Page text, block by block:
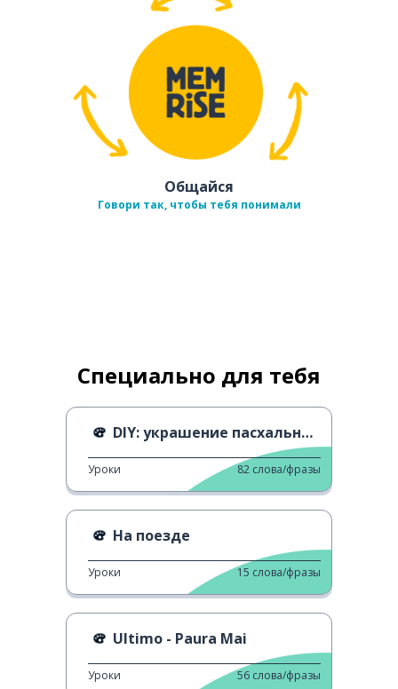
Общайся
Говори так, чтобы тебя понимали
Специально для тебя
DIY: украшение пасхальных яиц
Уроки 82 слова/фразы
На поезде
Уроки 15 слова/фразы
Ultimo - Paura Mai
Уроки 56 слова/фразы